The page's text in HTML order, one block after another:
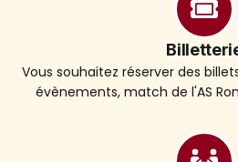
Vous souhaitez réserver des
évènements, match de l'AS